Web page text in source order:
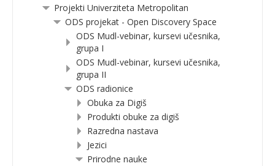
Projekti Univerziteta Metropolitan
ODS projekat - Open Discovery Space
ODS Mudl-vebinar, kursevi učesnika,
grupa I
ODS Mudl-vebinar, kursevi učesnika,
grupa II
ODS radionice
Obuka za Digiš
Produkti obuke za digiš
Razredna nastava
Jezici
Prirodne nauke